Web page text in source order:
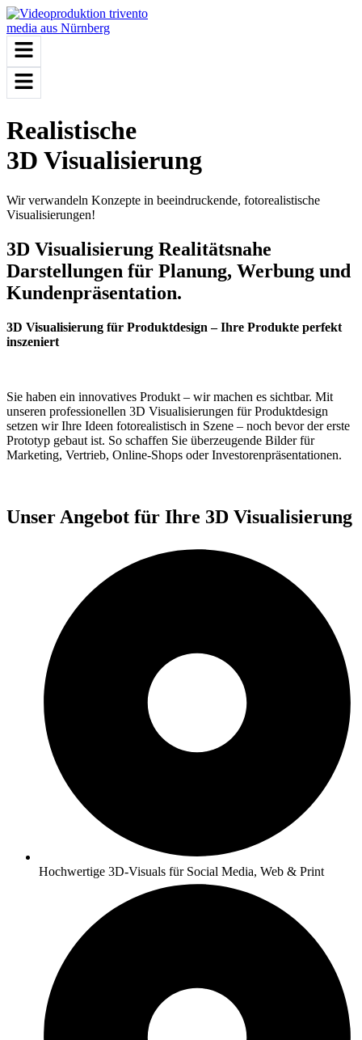
Realistische
3D Visualisierung
Wir verwandeln Konzepte in beeindruckende, fotorealistische
Visualisierungen!
3D Visualisierung Realitätsnahe
Darstellungen für Planung, Werbung und
Kundenpräsentation.
3D Visualisierung für Produktdesign – Ihre Produkte perfekt
inszeniert
Sie haben ein innovatives Produkt – wir machen es sichtbar. Mit
unseren professionellen 3D Visualisierungen für Produktdesign
setzen wir Ihre Ideen fotorealistisch in Szene – noch bevor der erste
Prototyp gebaut ist. So schaffen Sie überzeugende Bilder für
Marketing, Vertrieb, Online-Shops oder Investorenpräsentationen.
Unser Angebot für Ihre 3D Visualisierung
Hochwertige 3D-Visuals für Social Media, Web & Print